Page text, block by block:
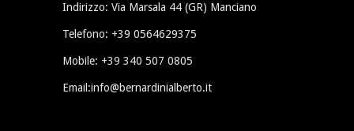
Indirizzo: Via Marsala 44 (GR) Manciano
Telefono: +39 0564629375
Mobile: +39 340 507 0805
Email:info@bernardinialberto.it